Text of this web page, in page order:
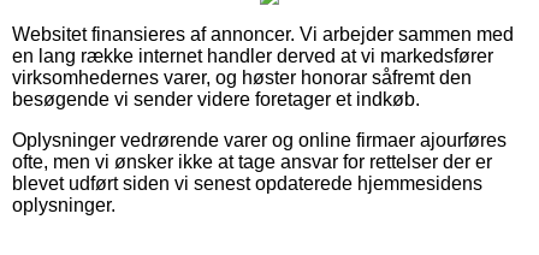
Websitet finansieres af annoncer. Vi arbejder sammen med
en lang række internet handler derved at vi markedsfører
virksomhedernes varer, og høster honorar såfremt den
besøgende vi sender videre foretager et indkøb.
Oplysninger vedrørende varer og online firmaer ajourføres
ofte, men vi ønsker ikke at tage ansvar for rettelser der er
blevet udført siden vi senest opdaterede hjemmesidens
oplysninger.